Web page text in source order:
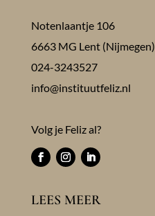
Notenlaantje 106
6663 MG Lent (Nijmegen)
024-3243527
info@instituutfeliz.nl
Volg je Feliz al?
LEES MEER